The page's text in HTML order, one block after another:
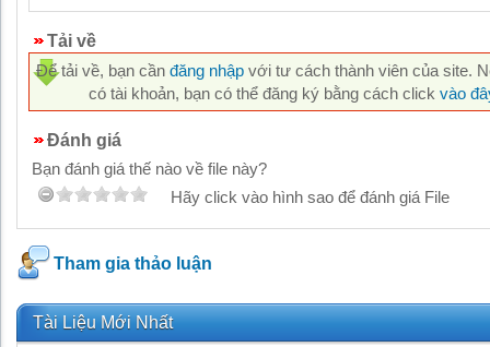
Tải về
Để tải về, bạn cần đăng nhập với tư cách thành viên của site.
có tài khoản, bạn có thể đăng ký bằng cách click vào
Đánh giá
Bạn đánh giá thế nào về file này?
Hãy click vào hình sao để đánh giá File
Tham gia thảo luận
Tài Liệu Mới Nhất